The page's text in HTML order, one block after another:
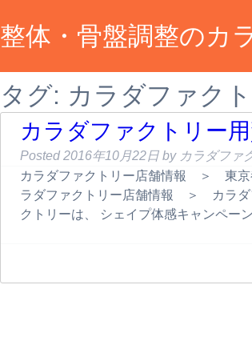
整体・骨盤調整のカ
タグ: カラダファク
カラダファクトリー
Posted 2016年10月22日 by カラダファ
カラダファクトリー店舗情報 ＞ 東
ラダファクトリー店舗情報 ＞ カラダ
クトリーは、 シェイプ体感キャンペ